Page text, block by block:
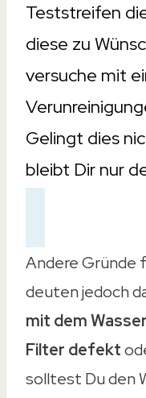
Teststreifen
diese zu
versuche mit
Gelingt dies
bleibt Dir nur
Andere Gründe
deuten jedoch
mit dem
Filter defekt
solltest Du den